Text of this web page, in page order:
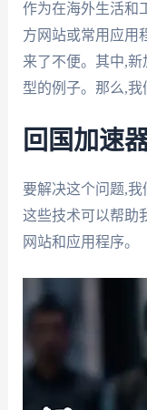
作为在海外生活和
方网站或常用应用
来了不便。其中,
型的例子。那么,
回国加速
要解决这个问题,我
这些技术可以帮助
网站和应用程序。